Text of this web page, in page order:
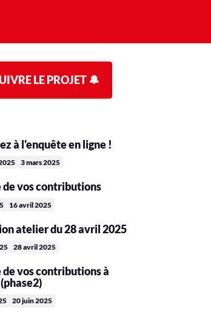
LE PROJET 🔔
à l'enquête en ligne !
3 mars 2025
de vos contributions
16 avril 2025
atelier du 28 avril 2025
28 avril 2025
vos contributions à
20 juin 2025